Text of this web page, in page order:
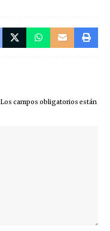
Los campos obligatorios están